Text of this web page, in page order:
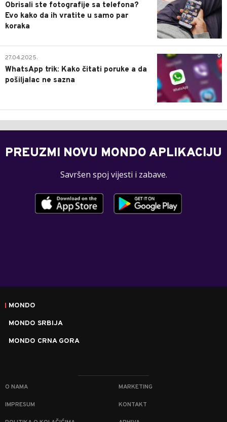
Obrisali ste fotografije sa telefona?
Evo kako da ih vratite u samo par
koraka
0
27.04.2025.
WhatsApp trik: Kako čitati poruke a da
pošiljalac ne sazna
PREUZMI NOVU MONDO APLIKACIJU
Savršen spoj vijesti i zabave.
MONDO
MONDO SRBIJA
MONDO CRNA GORA
O NAMA MARKETING
IMPRESUM KONTAKT